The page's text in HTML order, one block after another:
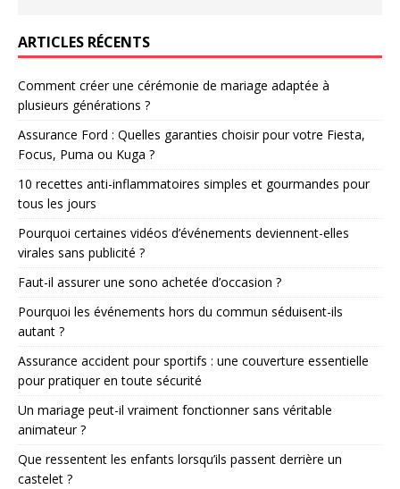
ARTICLES RÉCENTS
Comment créer une cérémonie de mariage adaptée à
plusieurs générations ?
Assurance Ford : Quelles garanties choisir pour votre Fiesta,
Focus, Puma ou Kuga ?
10 recettes anti-inflammatoires simples et gourmandes pour
tous les jours
Pourquoi certaines vidéos d’événements deviennent-elles
virales sans publicité ?
Faut-il assurer une sono achetée d’occasion ?
Pourquoi les événements hors du commun séduisent-ils
autant ?
Assurance accident pour sportifs : une couverture essentielle
pour pratiquer en toute sécurité
Un mariage peut-il vraiment fonctionner sans véritable
animateur ?
Que ressentent les enfants lorsqu’ils passent derrière un
castelet ?